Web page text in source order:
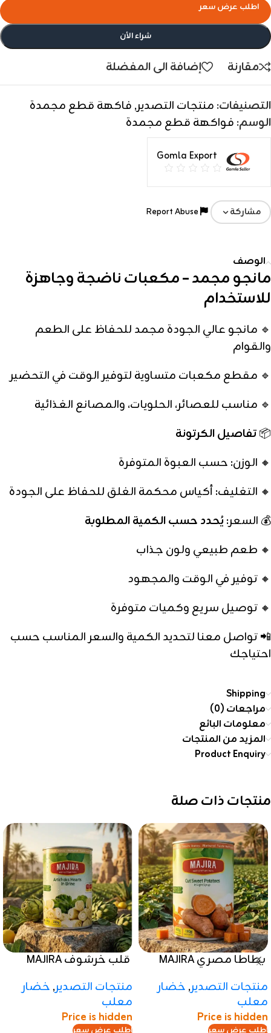
اطلب عرض سعر
شراء الأن
مقارنة إضافة الى المفضلة
التصنيفات: منتجات التصدير, فاكهة قطع مجمدة
الوسم: فواكهة قطع مجمدة
Gomla Export
مشاركة
الوصف
مانجو مجمد – مكعبات ناضجة وجاهزة
للاستخدام
🔹 مانجو عالي الجودة مجمد للحفاظ على الطعم
والقوام
🔹 مقطع مكعبات متساوية لتوفير الوقت في التحضير
🔹 مناسب للعصائر، الحلويات، والمصانع الغذائية
📦تفاصيل الكرتونة
🔸 الوزن: حسب العبوة المتوفرة
🔸 التغليف: أكياس محكمة الغلق للحفاظ على الجودة
💰 السعر: يُحدد حسب الكمية المطلوبة
🔸 طعم طبيعي ولون جذاب
🔸 توفير في الوقت والمجهود
🔸 توصيل سريع وكميات متوفرة
📲 تواصل معنا لتحديد الكمية والسعر المناسب حسب
احتياجك
Shipping
مراجعات (0)
معلومات البائع
المزيد من المنتجات
Product Enquiry
منتجات ذات صلة
بطاطا مصري MAJIRA
منتجات التصدير, خضار
معلب
Price is hidden
اطلب عرض سعر
قلب خرشوف MAJIRA
منتجات التصدير, خضار
معلب
Price is hidden
اطلب عرض سعر